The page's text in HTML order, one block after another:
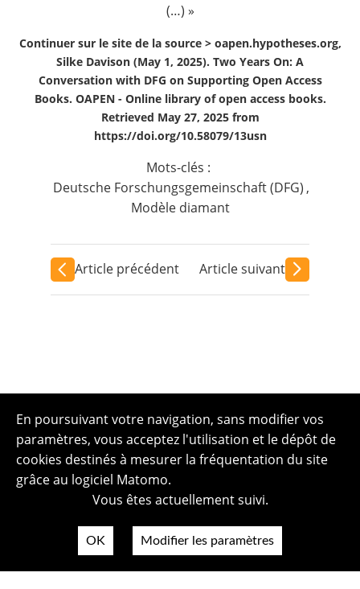
(…) »
Continuer sur le site de la source > oapen.hypotheses.org,
Silke Davison (May 1, 2025). Two Years On: A
Conversation with DFG on Supporting Open Access
Books. OAPEN - Online library of open access books.
Retrieved May 27, 2025 from
https://doi.org/10.58079/13usn
Mots-clés :
Deutsche Forschungsgemeinschaft (DFG) ,
Modèle diamant
Article précédent Article suivant
En poursuivant votre navigation, sans modifier vos
paramètres, vous acceptez l'utilisation et le dépôt de
cookies destinés à mesurer la fréquentation du site
grâce au logiciel Matomo.
Vous êtes actuellement suivi.
OK Modifier les paramètres